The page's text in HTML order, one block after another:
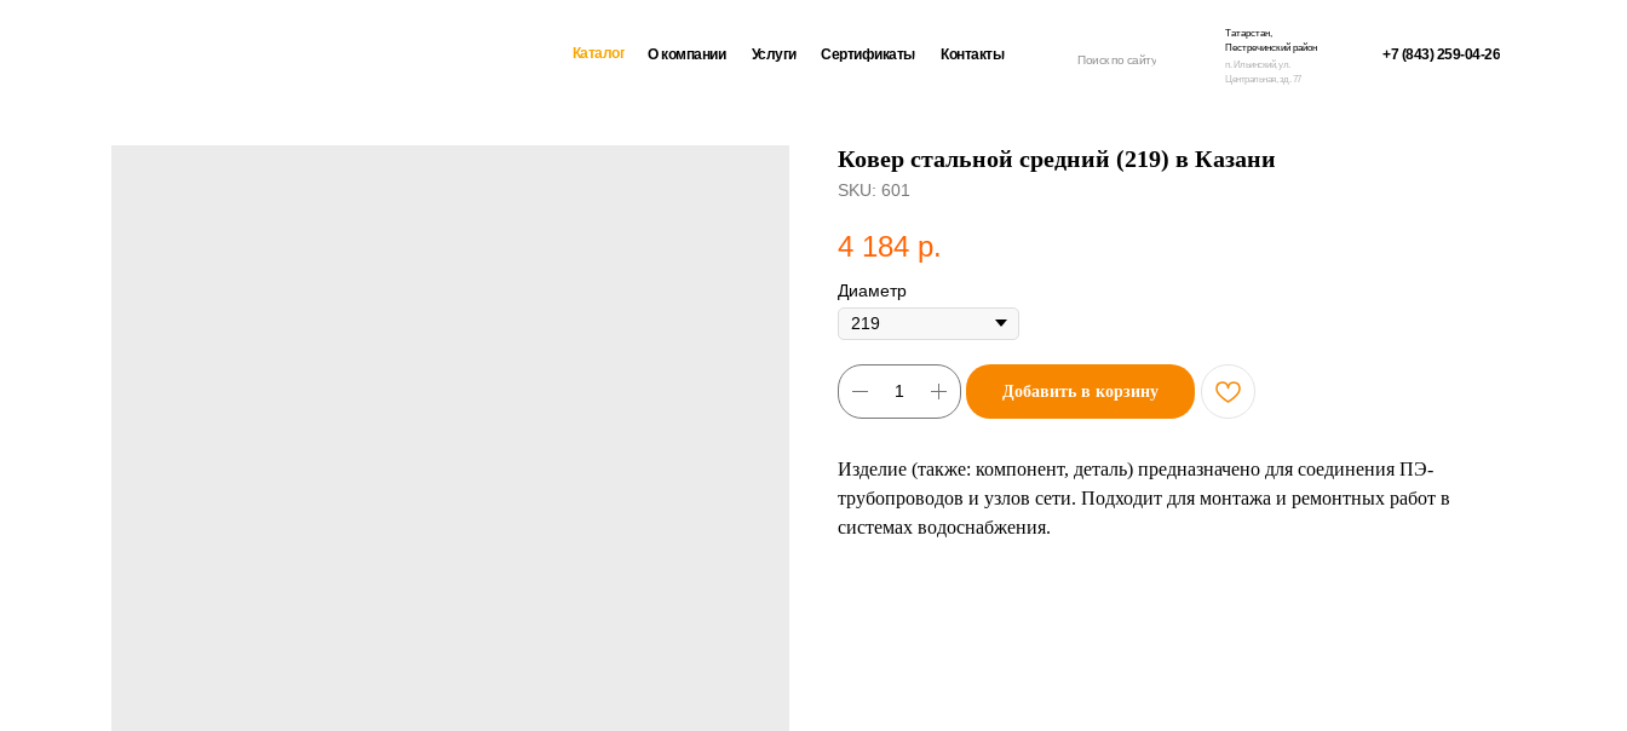
Поиск по сайту
Контакты
Сертификаты
Услуги +7 (843) 259-04-26
О компании
п. Ильинский, ул.
Центральная, зд. 77
Татарстан,
Пестречинский район
Каталог
Ковер стальной средний (219) в Казани
SKU: 601
4 184 р.
Диаметр
Добавить в корзину
Изделие (также: компонент, деталь) предназначено для соединения ПЭ-
трубопроводов и узлов сети. Подходит для монтажа и ремонтных работ в
системах водоснабжения.